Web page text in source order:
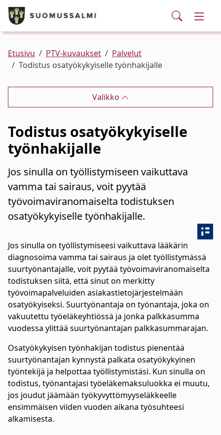
Siirry pääsisältöön
Puhelinluettelo/yhteystiedot
Palvelut
Ajankohtaista
Verkkokauppa
Haku
Kunta ja hallinto
Asuminen ja ympäristö
Elinvoima
Kulttuuri, vapaa-aika ja nuoret
Etusivu PTV-kuvaukset
Palvelut
Todistus osatyökykyiselle työnhakijalle
Valikko
Todistus osatyökykyiselle
työnhakijalle
Jos sinulla on työllistymiseen vaikuttava
vamma tai sairaus, voit pyytää
työvoimaviranomaiselta todistuksen
osatyökykyiselle työnhakijalle.
Jos sinulla on työllistymiseesi vaikuttava lääkärin
diagnosoima vamma tai sairaus ja olet työllistymässä
suurtyönantajalle, voit pyytää työvoimaviranomaiselta
todistuksen siitä, että sinut on merkitty
työvoimapalveluiden asiakastietojärjestelmään
osatyökyiseksi. Suurtyönantaja on työnantaja, joka on
vakuutettu työeläkeyhtiössä ja jonka palkkasumma
vuodessa ylittää suurtyönantajan palkkasummarajan.
Osatyökykyisen työnhakijan todistus pienentää
suurtyönantajan kynnystä palkata osatyökykyinen
työntekijä ja helpottaa työllistymistäsi. Kun sinulla on
todistus, työnantajasi työeläkemaksuluokka ei muutu,
jos joudut jäämään työkyvyttömyyseläkkeelle
ensimmäisen viiden vuoden aikana työsuhteesi
alkamisesta.